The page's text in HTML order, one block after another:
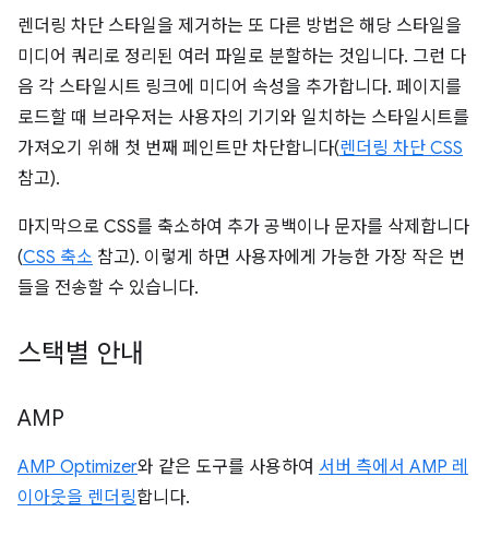
렌더링 차단 스타일을 제거하는 또 다른 방법은 해당 스타일을
미디어 쿼리로 정리된 여러 파일로 분할하는 것입니다. 그런 다
음 각 스타일시트 링크에 미디어 속성을 추가합니다. 페이지를
로드할 때 브라우저는 사용자의 기기와 일치하는 스타일시트를
가져오기 위해 첫 번째 페인트만 차단합니다(렌더링 차단 CSS
참고).
마지막으로 CSS를 축소하여 추가 공백이나 문자를 삭제합니다
(CSS 축소 참고). 이렇게 하면 사용자에게 가능한 가장 작은 번
들을 전송할 수 있습니다.
스택별 안내
AMP
AMP Optimizer와 같은 도구를 사용하여 서버 측에서 AMP 레
이아웃을 렌더링합니다.